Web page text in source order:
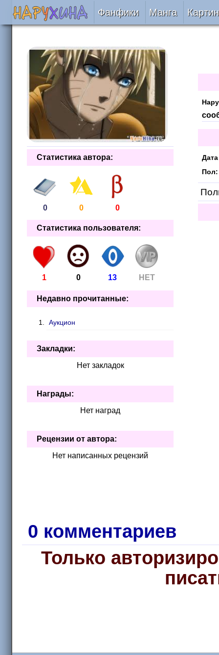
Фанфики
Сборники
Подобрать
Рецензии
На проверке
Отправить
Манга
Пол:
Статистика автора:
0 0 0
Статистика пользователя:
1 0 13 НЕТ
Недавно прочитанные:
Аукцион
Закладки:
Нет закладок
Награды:
Нет наград
Рецензии от автора:
Нет написанных рецензий
0 комментариев
Только